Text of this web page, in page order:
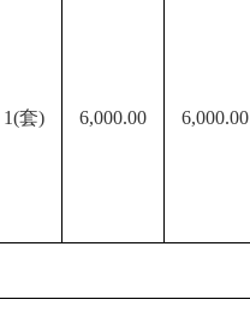
1(套) 6,000.00 6,000.00